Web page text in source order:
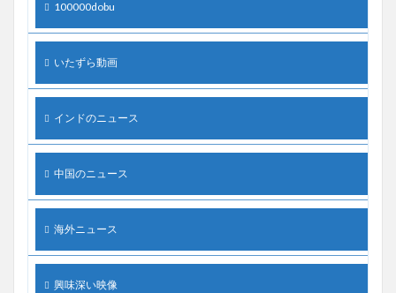
100000dobu
いたずら動画
インドのニュース
中国のニュース
海外ニュース
興味深い映像